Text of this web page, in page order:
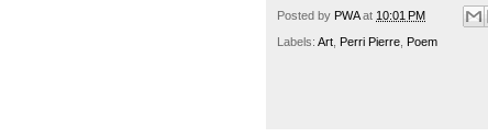
Posted by PWA at 10:01 PM
Labels: Art Perri Pierre Poem